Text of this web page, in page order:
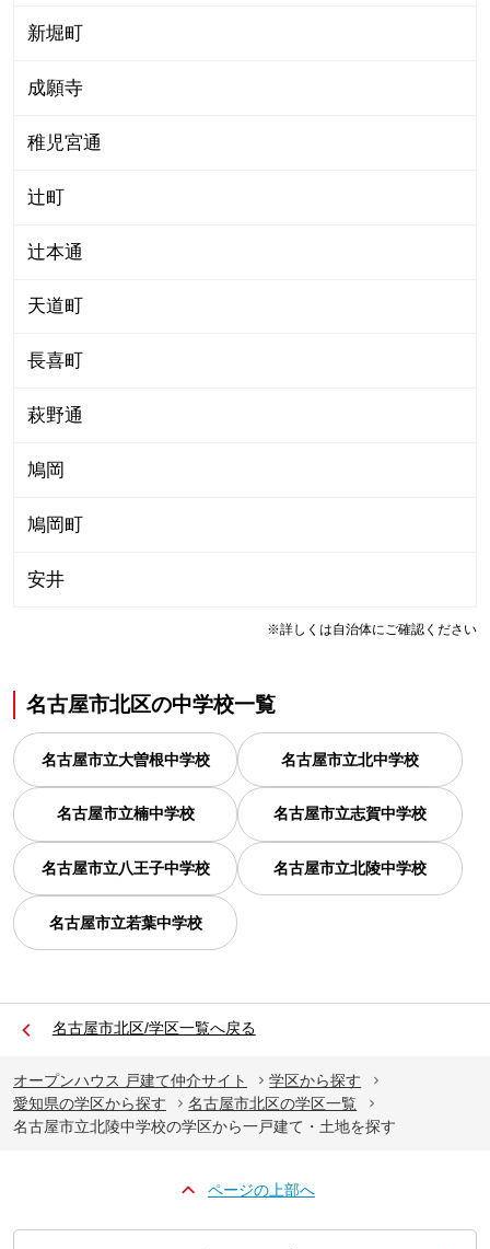
新堀町
成願寺
稚児宮通
辻町
辻本通
天道町
長喜町
萩野通
鳩岡
鳩岡町
安井
※詳しくは自治体にご確認ください
名古屋市北区の中学校一覧
名古屋市立大曽根中学校 名古屋市立北中学校
名古屋市立楠中学校 名古屋市立志賀中学校
名古屋市立八王子中学校 名古屋市立北陵中学校
名古屋市立若葉中学校
名古屋市北区/学区一覧へ戻る
オープンハウス 戸建て仲介サイト
学区から探す
愛知県の学区から探す
名古屋市北区の学区一覧
名古屋市立北陵中学校の学区から一戸建て・土地を探す
ページの上部へ